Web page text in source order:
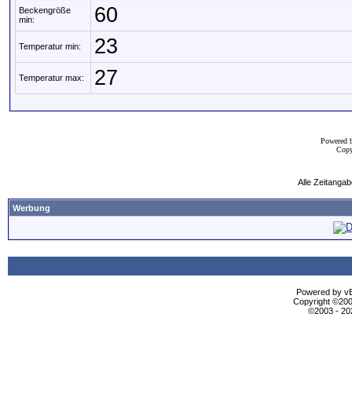
Beckengröße
min:
60
Temperatur min: 23
Temperatur max: 27
Powered
Alle
Werbung
Powered by
Copyright
©2003 -